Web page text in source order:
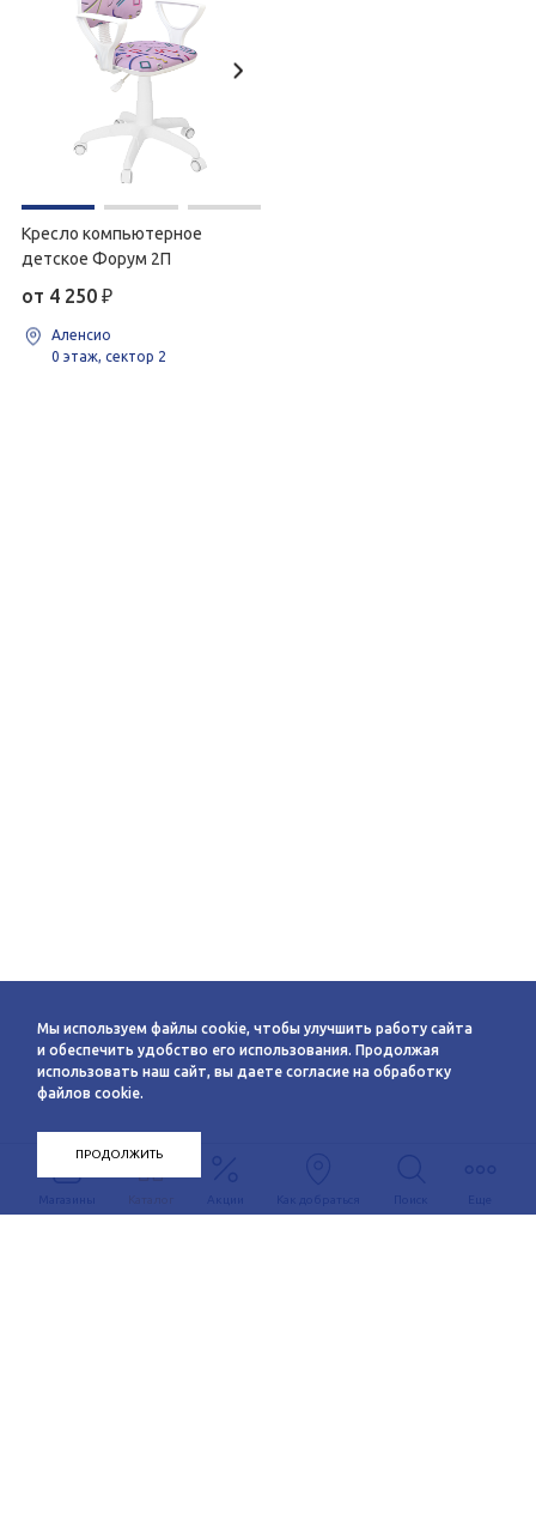
Каталог
Кресло компьютерное
детское Форум 2П
от 4 250 ₽
Аленсио
0 этаж, сектор 2
Мы используем файлы cookie, чтобы улучшить работу сайта
и обеспечить удобство его использования. Продолжая
использовать наш сайт, вы даете согласие на обработку
файлов cookie.
ПРОДОЛЖИТЬ